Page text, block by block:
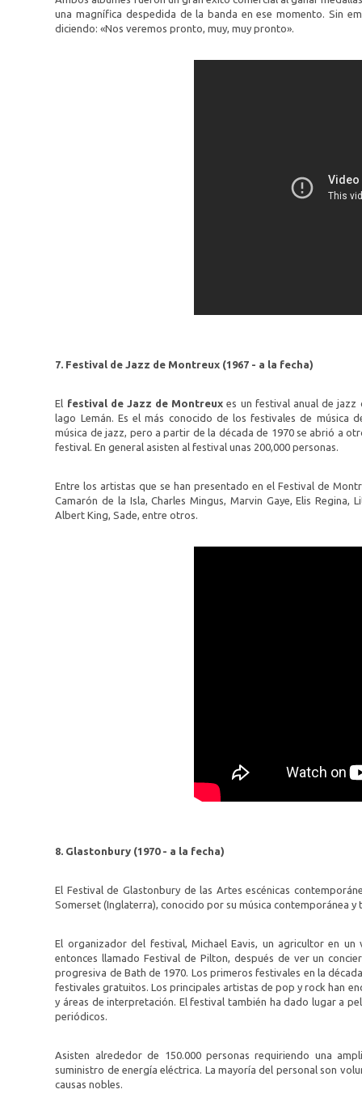
una magnífica despedida de la banda en ese momento. Sin
diciendo: «Nos veremos pronto, muy, muy pronto».
7. Festival de Jazz de Montreux (1967 - a la fecha)
El festival de Jazz de Montreux es un festival anual de jazz
lago Lemán. Es el más conocido de los festivales de música
música de jazz, pero a partir de la década de 1970 se abrió a
festival. En general asisten al festival unas 200,000 personas.
Entre los artistas que se han presentado en el Festival de
Camarón de la Isla, Charles Mingus, Marvin Gaye, Elis
Albert King, Sade, entre otros.
8. Glastonbury (1970 - a la fecha)
El Festival de Glastonbury de las Artes escénicas
Somerset (Inglaterra), conocido por su música contemporánea
El organizador del festival, Michael Eavis, un agricultor en
entonces llamado Festival de Pilton, después de ver un
progresiva de Bath de 1970. Los primeros festivales en la
festivales gratuitos. Los principales artistas de pop y rock han
y áreas de interpretación. El festival también ha dado lugar a
periódicos.
Asisten alrededor de 150.000 personas requiriendo una
suministro de energía eléctrica. La mayoría del personal son
causas nobles.